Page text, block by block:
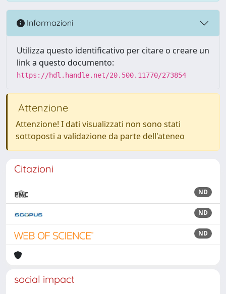
Informazioni
Utilizza questo identificativo per citare o creare un
link a questo documento:
https://hdl.handle.net/20.500.11770/273854
Attenzione
Attenzione! I dati visualizzati non sono stati
sottoposti a validazione da parte dell'ateneo
Citazioni
ND
ND
ND
social impact